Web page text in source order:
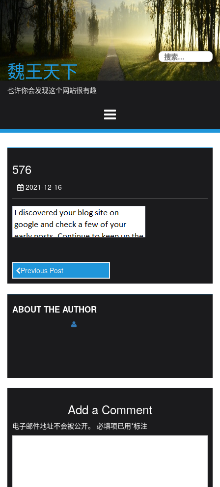
content
魏王天下
也许你会发现这个网站很有趣
搜
576
2021-12-16
Previous Post
ABOUT THE AUTHOR
Add a Comment
电子邮件地址不会被公开。 必填项已用*标注